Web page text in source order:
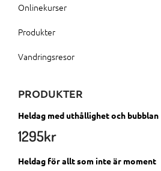
Onlinekurser
Produkter
Vandringsresor
PRODUKTER
Heldag med uthållighet och bubblan
1295kr
Heldag för allt som inte är moment